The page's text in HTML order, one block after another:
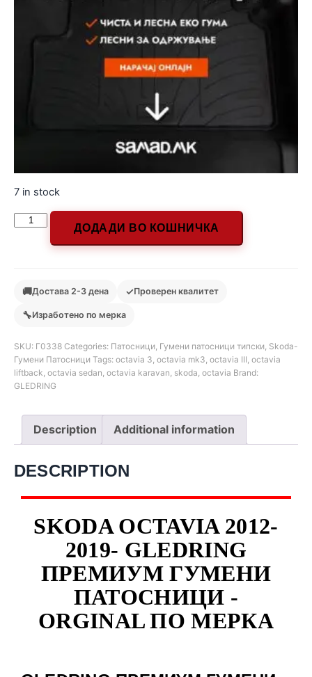
7 in stock
ДОДАДИ ВО КОШНИЧКА
🚚Достава 2-3 дена ✓Проверен квалитет
🔧Изработено по мерка
SKU: Г0338 Categories: Патосници Гумени патосници типски Skoda-
Гумени Патосници Tags: octavia 3 octavia mk3 octavia III octavia
liftback octavia sedan octavia karavan skoda octavia Brand:
GLEDRING
Description Additional information
DESCRIPTION
SKODA OCTAVIA 2012-
2019- GLEDRING
ПРЕМИУМ ГУМЕНИ
ПАТОСНИЦИ -
ORGINAL ПО МЕРКА